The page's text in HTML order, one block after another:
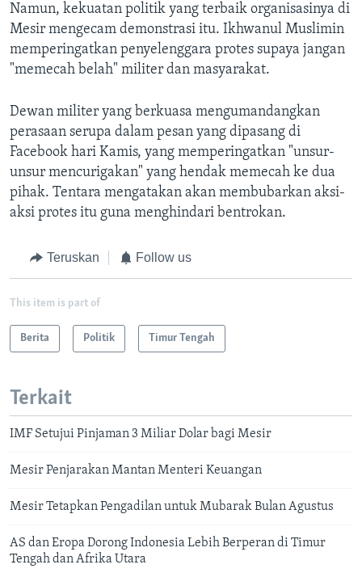
Namun, kekuatan politik yang terbaik organisasinya di
Mesir mengecam demonstrasi itu. Ikhwanul Muslimin
memperingatkan penyelenggara protes supaya jangan
"memecah belah" militer dan masyarakat.
Dewan militer yang berkuasa mengumandangkan
perasaan serupa dalam pesan yang dipasang di
Facebook hari Kamis, yang memperingatkan "unsur-
unsur mencurigakan" yang hendak memecah ke dua
pihak. Tentara mengatakan akan membubarkan aksi-
aksi protes itu guna menghindari bentrokan.
Teruskan Follow us
This item is part of
Berita Politik Timur Tengah
Terkait
IMF Setujui Pinjaman 3 Miliar Dolar bagi Mesir
Mesir Penjarakan Mantan Menteri Keuangan
Mesir Tetapkan Pengadilan untuk Mubarak Bulan Agustus
AS dan Eropa Dorong Indonesia Lebih Berperan di Timur
Tengah dan Afrika Utara